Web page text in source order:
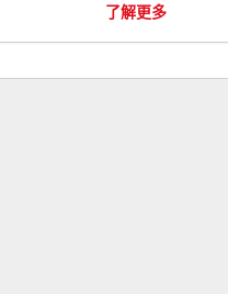
了解更多